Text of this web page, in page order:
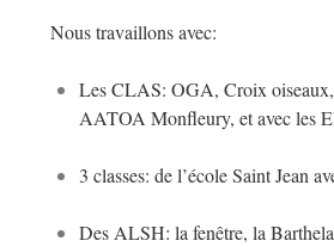
Nous travaillons avec:
Les CLAS: OGA, Croix
AATOA Monfleury, et avec les
3 classes: de l’école Saint Jean
Des ALSH: la fenêtre, la